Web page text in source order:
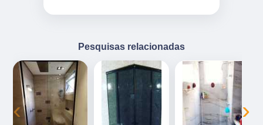
Pesquisas relacionadas
‹ ›